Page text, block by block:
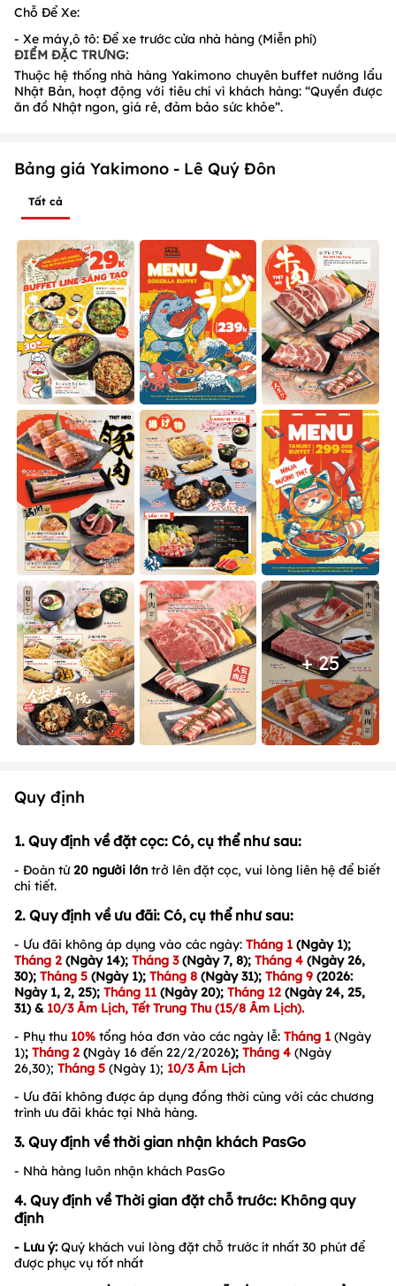
Chỗ Để Xe:
- Xe máy,ô tô: Để xe trước cửa nhà hàng (Miễn phí)
ĐIỂM ĐẶC TRƯNG:
Thuộc hệ thống nhà hàng Yakimono chuyên buffet nướng lẩu
Nhật Bản, hoạt động với tiêu chí vì khách hàng: “Quyền được
ăn đồ Nhật ngon, giá rẻ, đảm bảo sức khỏe”.
Bảng giá Yakimono - Lê Quý Đôn
Tất cả
+ 25
Quy định
1. Quy định về đặt cọc: Có, cụ thể như sau:
- Đoàn từ20 người lớn trở lên đặt cọc, vui lòng liên hệ để biết
chi tiết.
2. Quy định về ưu đãi: Có, cụ thể như sau:
- Ưu đãi không áp dụng vào các ngày: Tháng 1 (Ngày 1);
Tháng 2 (Ngày 14); Tháng 3(Ngày 7, 8); Tháng 4 (Ngày 26,
30); Tháng 5 (Ngày 1); Tháng 8 (Ngày 31); Tháng 9 (2026:
Ngày 1, 2, 25); Tháng 11 (Ngày 20); Tháng 12 (Ngày 24, 25,
31) & 10/3 Âm Lịch, Tết Trung Thu (15/8 Âm Lịch).
- Phụ thu 10% tổng hóa đơn vào các ngày lễ: Tháng 1 (Ngày
1); Tháng 2 (Ngày 16 đến 22/2/2026); Tháng 4 (Ngày
26,30); Tháng 5 (Ngày 1); 10/3 Âm Lịch
- Ưu đãi không được áp dụng đồng thời cùng với các chương
trình ưu đãi khác tại Nhà hàng.
3. Quy định về thời gian nhận khách PasGo
- Nhà hàng luôn nhận khách PasGo
4. Quy định về Thời gian đặt chỗ trước: Không quy
định
- Lưu ý: Quý khách vui lòng đặt chỗ trước ít nhất 30 phút để
được phục vụ tốt nhất